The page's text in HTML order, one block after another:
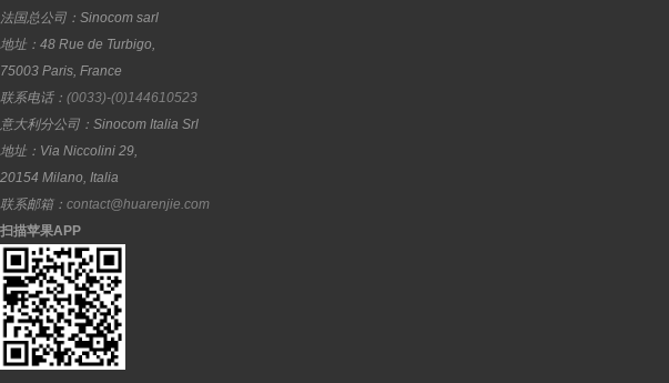
法国总公司： Sinocom sarl
地址： 48 Rue de Turbigo,
75003 Paris, France
联系电话： (0033)-(0)144610523
意大利分公司： Sinocom Italia Srl
地址： Via Niccolini 29,
20154 Milano, Italia
联系邮箱： contact@huarenjie.com
扫描苹果APP